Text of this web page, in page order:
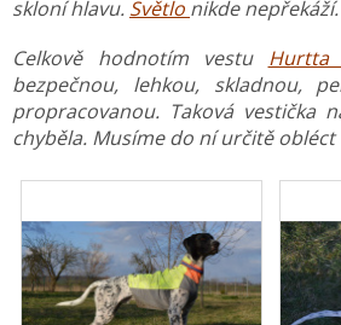
skloní hlavu. Světlo nikde nepřekáží.
Celkově hodnotím vestu Hurtta
bezpečnou, lehkou, skladnou,
propracovanou. Taková vestička
chyběla. Musíme do ní určitě obléct